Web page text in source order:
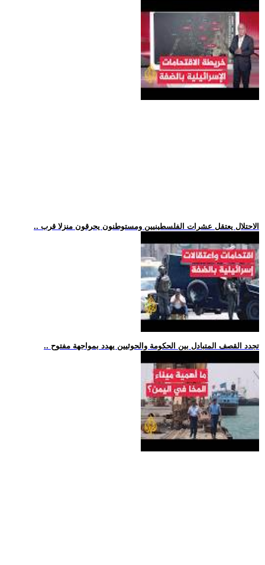
.. الاحتلال يعتقل عشرات الفلسطينيين ومستوطنون يحرقون منزلا قرب
.. تجدد القصف المتبادل بين الحكومة والحوثيين يهدد بمواجهة مفتوح